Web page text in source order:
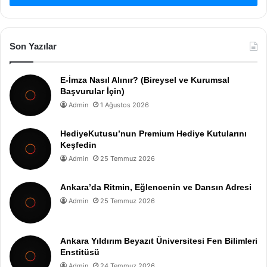
Son Yazılar
E-İmza Nasıl Alınır? (Bireysel ve Kurumsal
Başvurular İçin)
Admin 1 Ağustos 2026
HediyeKutusu’nun Premium Hediye Kutularını
Keşfedin
Admin 25 Temmuz 2026
Ankara’da Ritmin, Eğlencenin ve Dansın Adresi
Admin 25 Temmuz 2026
Ankara Yıldırım Beyazıt Üniversitesi Fen Bilimleri
Enstitüsü